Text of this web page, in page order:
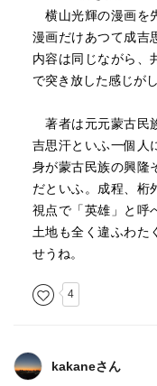
自分の命をかけて躰
「私からすべてのも
宝石も、美麗な衣服
そして私を常に合戦
だけが彼女の望み
例え身ごもっても、
その息子ガウランに
彼はモンゴルの狼に
さて肝心の成吉思汗
独断で物事を決め、
また人を見る目もあ
恩は決して忘れず、
横山光輝の漫画を
漫画だけあつて成吉
内容は同じながら、
で突き放した感じがし
著者は元元蒙古民
吉思汗といふ一個人
身が蒙古民族の興隆
だといふ。成程、桁
視点で「英雄」と呼
土地も全く違ふわた
せうね。
4
kakaneさん